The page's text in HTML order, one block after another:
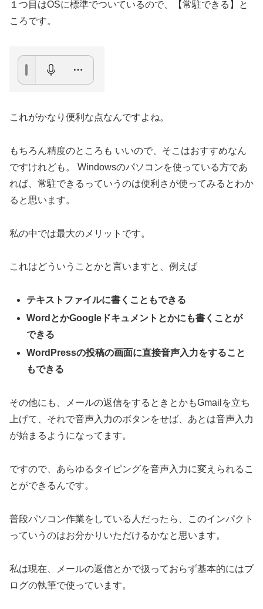
１つ目はOSに標準でついているので、【常駐できる】と
ころです。
これがかなり便利な点なんですよね。
もちろん精度のところも いいので、そこはおすすめなん
ですけれども。 Windowsのパソコンを使っている方であ
れば、常駐できるっていうのは便利さが使ってみるとわか
ると思います。
私の中では最大のメリットです。
これはどういうことかと言いますと、例えば
テキストファイルに書くこともできる
WordとかGoogleドキュメントとかにも書くことが
できる
WordPressの投稿の画面に直接音声入力をすること
もできる
その他にも、メールの返信をするときとかもGmailを立ち
上げて、それで音声入力のボタンをせば、あとは音声入力
が始まるようになってます。
ですので、あらゆるタイピングを音声入力に変えられるこ
とができるんです。
普段パソコン作業をしている人だったら、このインパクト
っていうのはお分かりいただけるかなと思います。
私は現在、メールの返信とかで扱っておらず基本的にはブ
ログの執筆で使っています。